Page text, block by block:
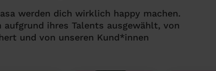
werden dich wirklich happy machen.
aufgrund ihres Talents ausgewählt, von
und von unseren Kund*innen